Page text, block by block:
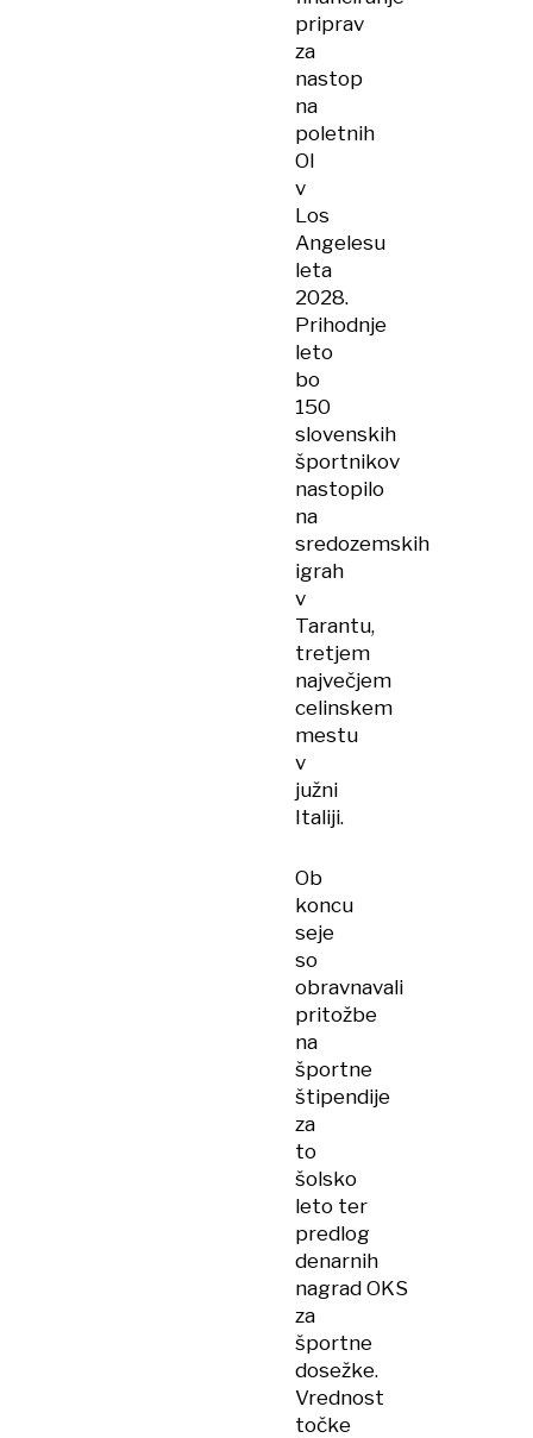
priprav
za
nastop
na
poletnih
OI
v
Los
Angelesu
leta
2028.
Prihodnje
leto
bo
150
slovenskih
športnikov
nastopilo
na
sredozemskih
igrah
v
Tarantu,
tretjem
največjem
celinskem
mestu
v
južni
Italiji.
Ob
koncu
seje
so
obravnavali
pritožbe
na
športne
štipendije
za
to
šolsko
leto ter
predlog
denarnih
nagrad OKS
za
športne
dosežke.
Vrednost
točke